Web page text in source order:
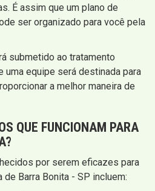
É assim que um plano de
ser organizado para você pela
submetido ao tratamento
uma equipe será destinada para
a melhor maneira de
QUE FUNCIONAM PARA
por serem eficazes para
Barra Bonita - SP incluem: